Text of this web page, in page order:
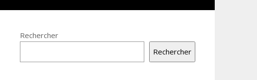
Rechercher
Rechercher